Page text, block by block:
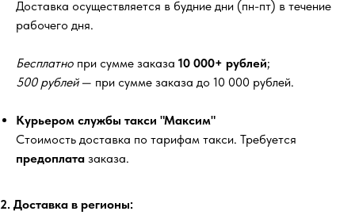
Доставка осуществляется в будние дни (пн-пт) в течение
рабочего дня.
Бесплатно при сумме заказа 10 000+ рублей;
500 рублей— при сумме заказа до 10 000 рублей.
Курьером службы такси "Максим"
Стоимость доставка по тарифам такси. Требуется
предоплата заказа.
2. Доставка в регионы: